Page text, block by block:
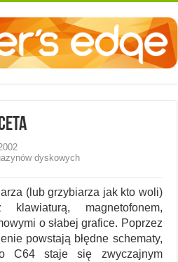
dyskowych
(lub grzybiarza jak kto woli)
magnetofonem,
o słabej grafice. Poprzez
powstają błędne schematy,
C64 staje się zwyczajnym